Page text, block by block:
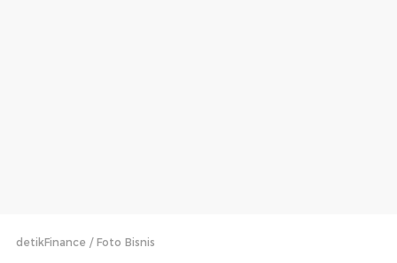
detikFinance Foto Bisnis